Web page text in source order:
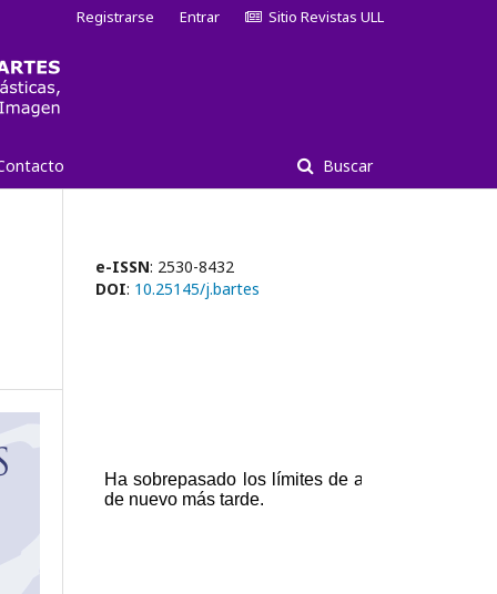
Buscar
Registrarse Entrar Sitio Revistas ULL
e-ISSN: 2530-8432
DOI: 10.25145/j.bartes